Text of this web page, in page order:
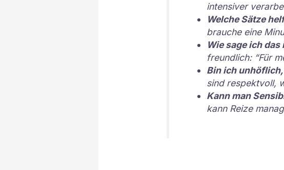
intensiver
Welche Sätze
brauche eine
Wie sage ich
freundlich: “Für
Bin ich
sind respektvoll,
Kann man
kann Reize